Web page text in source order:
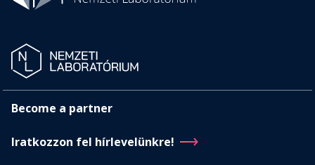
Become a partner
Iratkozzon fel hírlevelünkre!